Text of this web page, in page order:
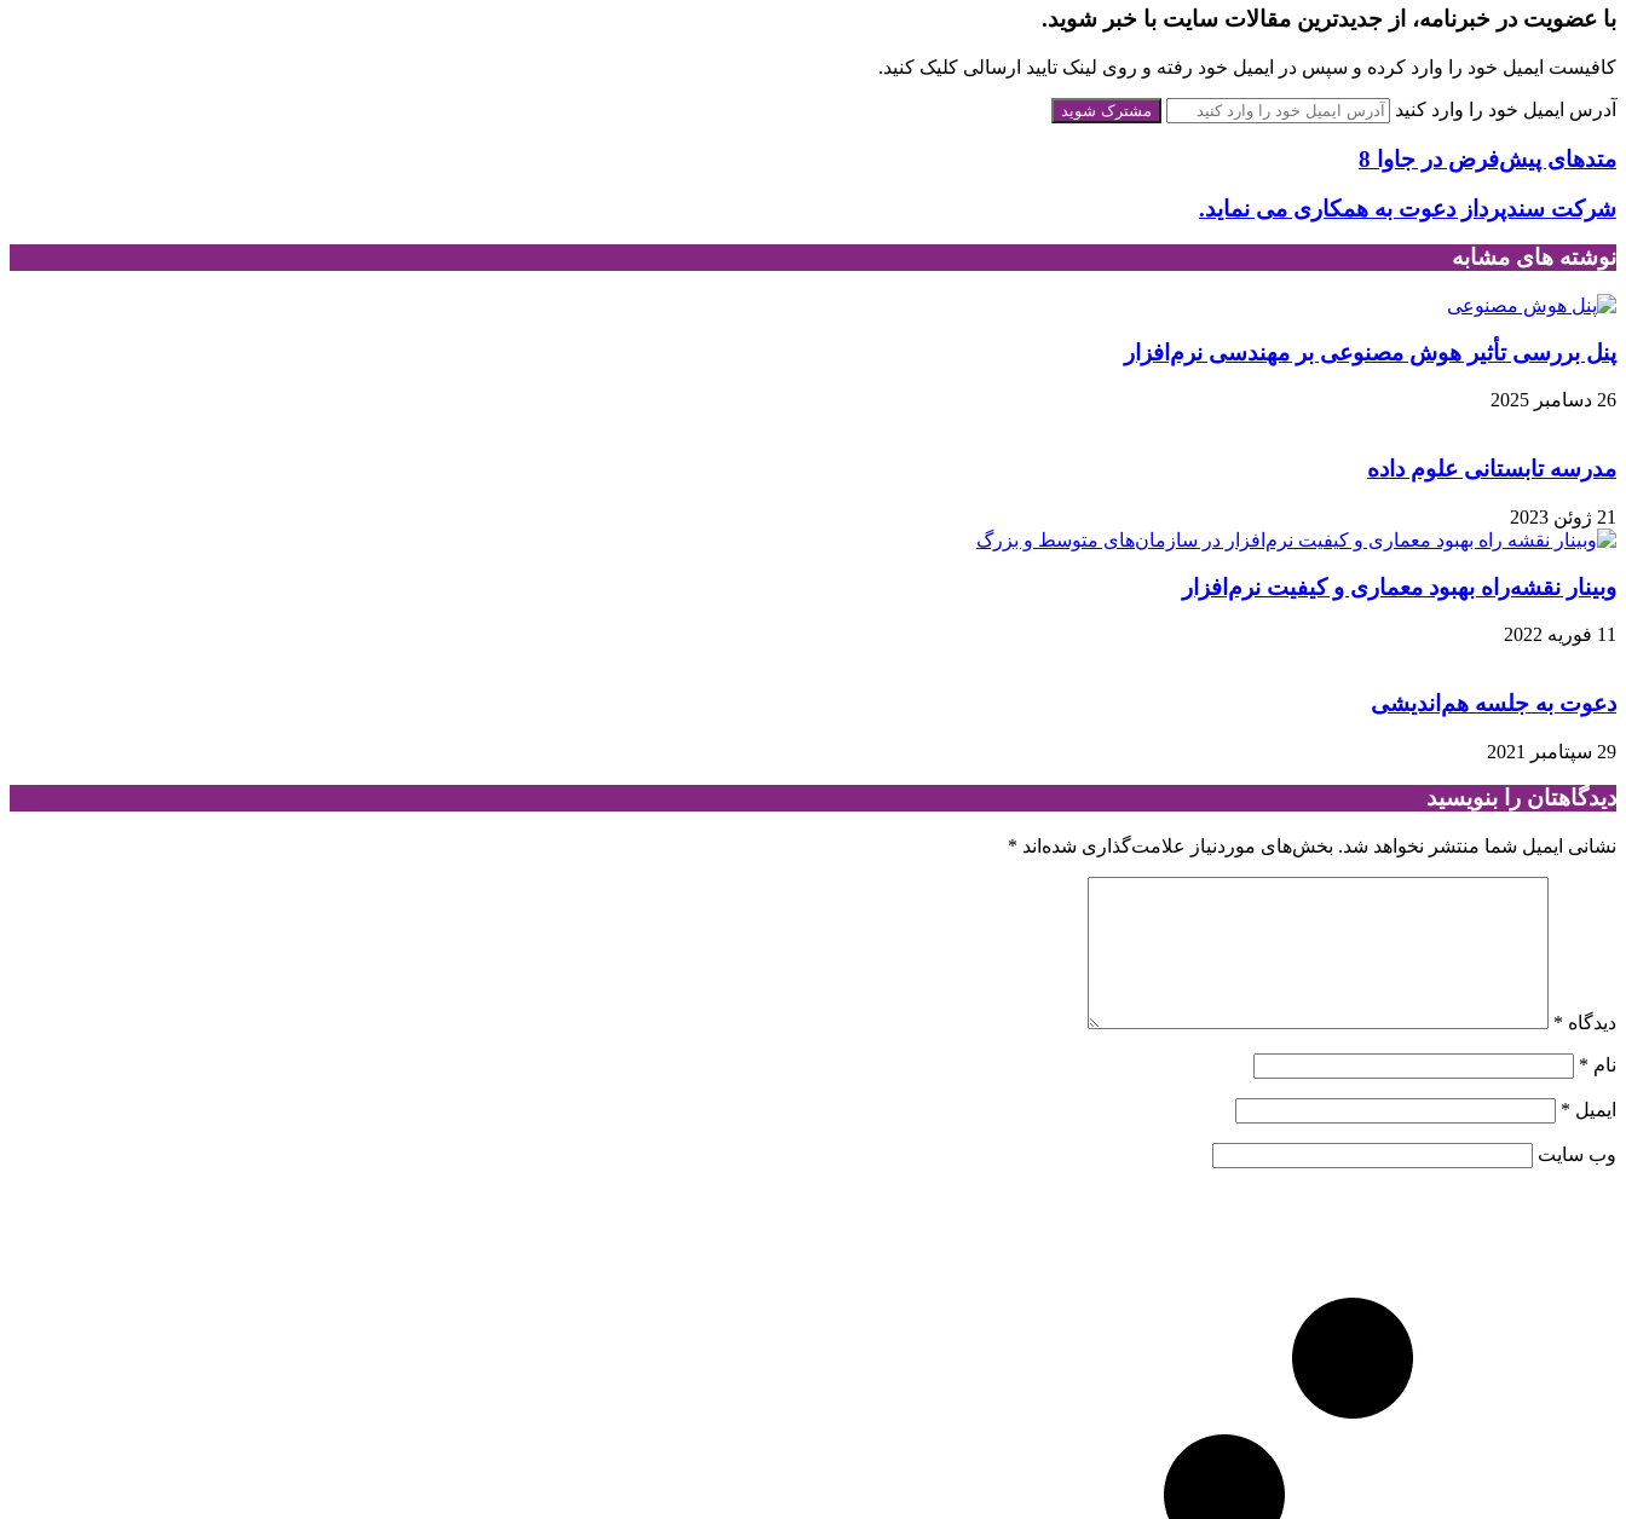
با عضویت در خبرنامه، از جدیدترین مقالات سایت با خبر شوید.
کافیست ایمیل خود را وارد کرده و سپس در ایمیل خود رفته و روی لینک تایید ارسالی کلیک کنید.
آدرس ایمیل خود را وارد کنید
متدهای پیش‌فرض در جاوا 8
شرکت سندپرداز دعوت به همکاری می نماید.
نوشته های مشابه
پنل بررسی تأثیر هوش مصنوعی بر مهندسی نرم‌افزار
26 دسامبر 2025
مدرسه تابستانی علوم داده
21 ژوئن 2023
وبینار نقشه‌راه بهبود معماری و کیفیت نرم‌افزار
11 فوریه 2022
دعوت به جلسه هم‌اندیشی
29 سپتامبر 2021
دیدگاهتان را بنویسید
نشانی ایمیل شما منتشر نخواهد شد. بخش‌های موردنیاز علامت‌گذاری شده‌اند *
دیدگاه *
نام *
ایمیل *
وب‌ سایت